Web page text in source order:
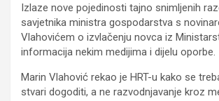
Izlaze nove pojedinosti tajno snimljenih
savjetnika ministra gospodarstva s
Vlahovićem o izvlačenju novca iz
informacija nekim medijima i dijelu oporbe.
Marin Vlahović rekao je HRT-u kako se
stvari dogoditi, a ne razvodnjavanje kroz